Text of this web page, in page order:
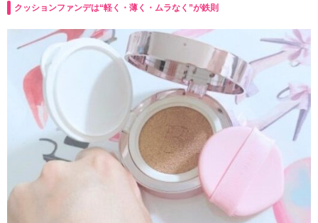
クッションファンデは“軽く・薄く・ムラなく”が鉄則